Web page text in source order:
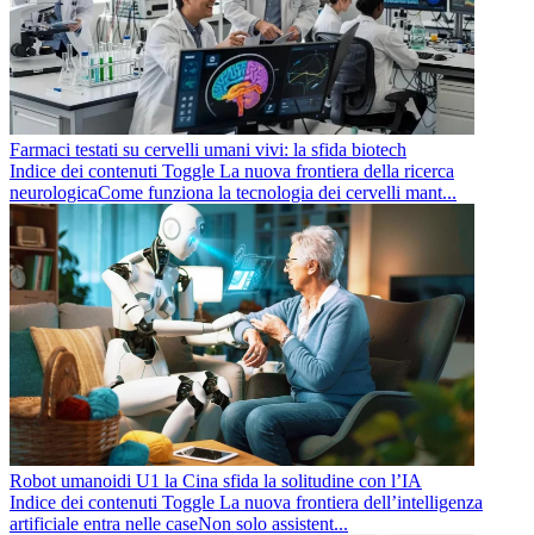
Farmaci testati su cervelli umani vivi: la sfida biotech
Indice dei contenuti Toggle La nuova frontiera della ricerca
neurologicaCome funziona la tecnologia dei cervelli mant...
Robot umanoidi U1 la Cina sfida la solitudine con l’IA
Indice dei contenuti Toggle La nuova frontiera dell’intelligenza
artificiale entra nelle caseNon solo assistent...